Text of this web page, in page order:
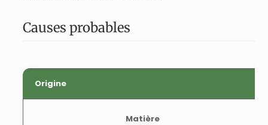
Causes probables
Origine
Matière